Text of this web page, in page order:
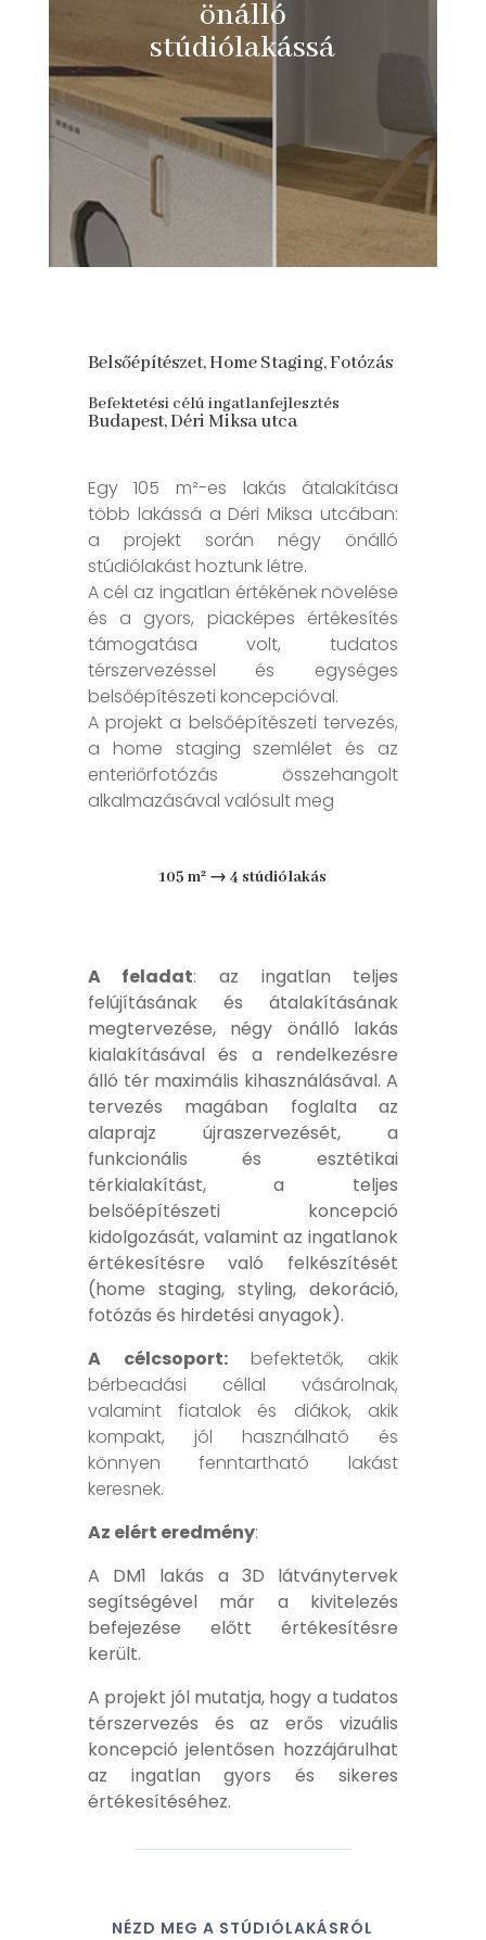
önálló
stúdiólakássá
Belsőépítészet, Home Staging, Fotózás
Befektetési célú ingatlanfejlesztés
Budapest, Déri Miksa utca
Egy 105 m²-es lakás átalakítása
több lakássá a Déri Miksa utcában:
a projekt során négy önálló
stúdiólakást hoztunk létre.
A cél az ingatlan értékének növelése
és a gyors, piacképes értékesítés
támogatása volt, tudatos
térszervezéssel és egységes
belsőépítészeti koncepcióval.
A projekt a belsőépítészeti tervezés,
a home staging szemlélet és az
enteriőrfotózás összehangolt
alkalmazásával valósult meg
105 m² → 4 stúdiólakás
A feladat:az ingatlan teljes
felújításának és átalakításának
megtervezése, négy önálló lakás
kialakításával és a rendelkezésre
álló tér maximális kihasználásával. A
tervezés magában foglalta az
alaprajz újraszervezését, a
funkcionális és esztétikai
térkialakítást, a teljes
belsőépítészeti koncepció
kidolgozását, valamint az ingatlanok
értékesítésre való felkészítését
(home staging, styling, dekoráció,
fotózás és hirdetési anyagok).
A célcsoport:befektetők, akik
bérbeadási céllal vásárolnak,
valamint fiatalok és diákok, akik
kompakt, jól használható és
könnyen fenntartható lakást
keresnek.
Az elért eredmény:
A DM1 lakás a 3D látványtervek
segítségével már a kivitelezés
befejezése előtt értékesítésre
került.
A projekt jól mutatja, hogy a tudatos
térszervezés és az erős vizuális
koncepció jelentősen hozzájárulhat
az ingatlan gyors és sikeres
értékesítéséhez.
NÉZD MEG A STÚDIÓLAKÁSRÓL